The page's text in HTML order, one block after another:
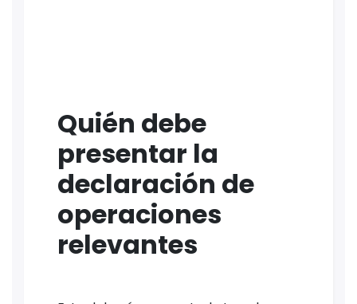
Quién debe
presentar la
declaración de
operaciones
relevantes